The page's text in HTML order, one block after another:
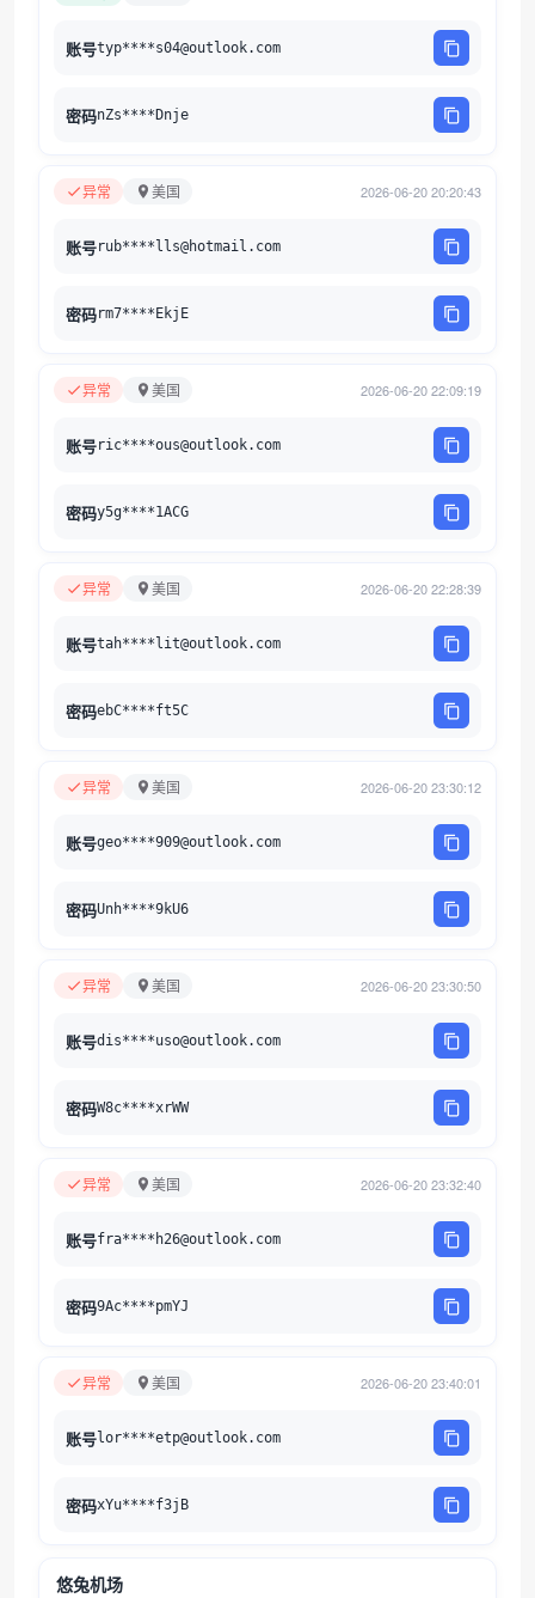
账号typ****s04@outlook.com
密码nZs****Dnje
异常 美国 2026-06-20 20:20:43
账号rub****lls@hotmail.com
密码rm7****EkjE
异常 美国 2026-06-20 22:09:19
账号ric****ous@outlook.com
密码y5g****1ACG
异常 美国 2026-06-20 22:28:39
账号tah****lit@outlook.com
密码ebC****ft5C
异常 美国 2026-06-20 23:30:12
账号geo****909@outlook.com
密码Unh****9kU6
异常 美国 2026-06-20 23:30:50
账号dis****uso@outlook.com
密码W8c****xrWW
异常 美国 2026-06-20 23:32:40
账号fra****h26@outlook.com
密码9Ac****pmYJ
异常 美国 2026-06-20 23:40:01
账号lor****etp@outlook.com
密码xYu****f3jB
悠兔机场